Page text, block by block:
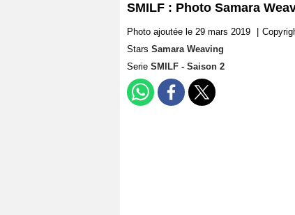
SMILF : Photo Samara
Photo ajoutée le 29 mars 2019
Stars Samara Weaving
Serie SMILF - Saison 2